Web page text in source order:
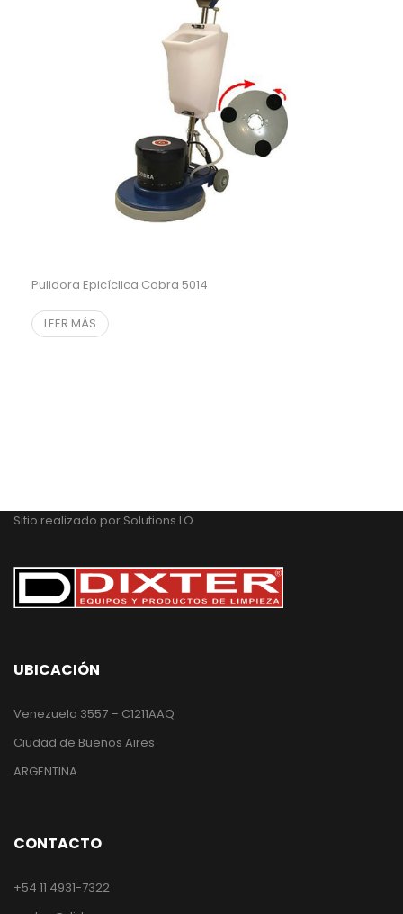
Pulidora Epicíclica Cobra 5014
LEER MÁS
Sitio realizado por Solutions LO
UBICACIÓN
Venezuela 3557 – C1211AAQ
Ciudad de Buenos Aires
ARGENTINA
CONTACTO
+54 11 4931-7322